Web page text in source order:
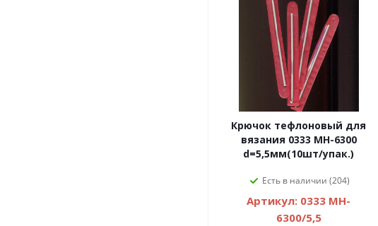
Крючок тефлоновый для
вязания 0333 MH-6300
d=5,5мм(10шт/упак.)
Есть в наличии (204)
Артикул: 0333 MH-
6300/5,5